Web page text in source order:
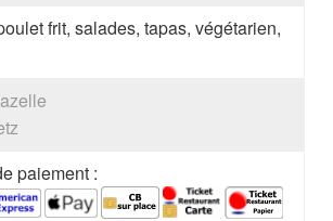
frit, salades, tapas, végétarien,
paiement :